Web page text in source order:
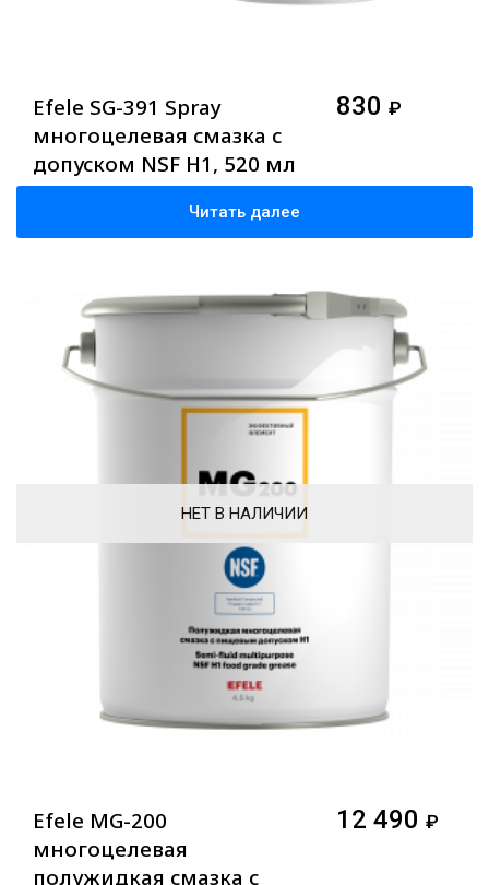
Efele SG-391 Spray
многоцелевая смазка с
допуском NSF H1, 520 мл
830 ₽
Читать далее
НЕТ В НАЛИЧИИ
Efele MG-200
многоцелевая
полужидкая смазка с
12 490 ₽